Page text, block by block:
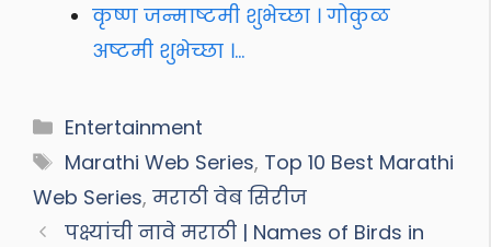
कृष्ण जन्माष्टमी शुभेच्छा । गोकुळ
अष्टमी शुभेच्छा ।…
Categories
Entertainment
Tags
Marathi Web Series, Top 10 Best Marathi
Web Series, मराठी वेब सिरीज
पक्ष्यांची नावे मराठी | Names of Birds in